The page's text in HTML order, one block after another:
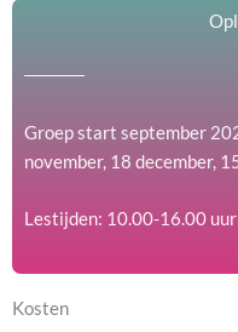
Groep start september
november, 18 december,
Lestijden: 10.00-16.00 uur
Kosten